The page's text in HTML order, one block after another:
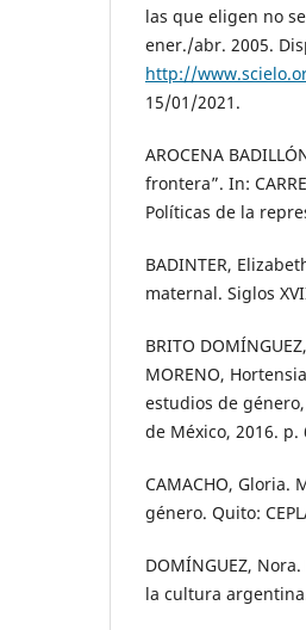
las que eligen no
ener./abr. 2005.
http://
15/01/2021.
AROCENA
frontera”. In:
Políticas de la
BADINTER,
maternal. Siglos
BRITO
MORENO,
estudios de
de México, 2016. p.
CAMACHO,
género. Quito:
DOMÍNGUEZ,
la cultura